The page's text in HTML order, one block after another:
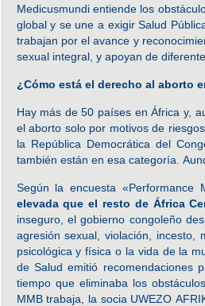
Medicusmundi entiende los
global y se une a exigir Salud
trabajan por el avance y
sexual integral, y apoyan de
¿Cómo está el derecho al aborto
Hay más de 50 países en África y,
el aborto solo por motivos de
la República Democrática del
también están en esa categoría.
Según la encuesta «Performance
elevada que el resto de África
inseguro, el gobierno congoleño
agresión sexual, violación,
psicológica y física o la vida de la
de Salud emitió recomendaciones
tiempo que eliminaba los
MMB trabaja, la socia UWEZO